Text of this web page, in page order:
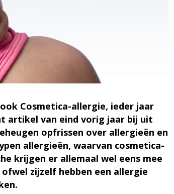
Cosmetica-allergie, ieder jaar
artikel van eind vorig jaar bij uit
opfrissen over allergieën en
allergieën, waarvan cosmetica-
krijgen er allemaal wel eens mee
zijzelf hebben een allergie